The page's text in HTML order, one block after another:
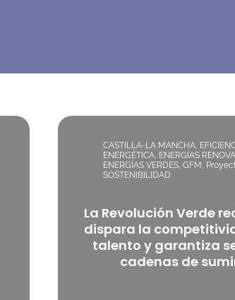
CASTILLA-LA MANCHA,
ENERGÉTICA, ENERGÍAS
ENERGÍAS VERDES, GFM ,
SOSTENIBILIDAD
La Revolución Verde
dispara la
talento y garantiza
cadenas de